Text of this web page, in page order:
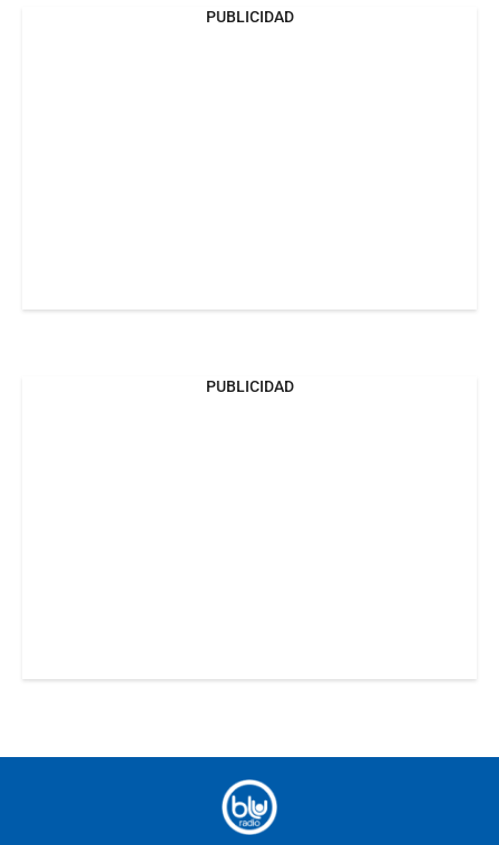
PUBLICIDAD
PUBLICIDAD